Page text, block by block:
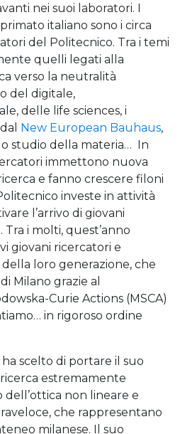
nei suoi laboratori. I
italiano sono i circa
del Politecnico. Tra i temi
quelli legati alla
verso la neutralità
del digitale,
delle life sciences, i
New European Bauhaus,
studio della materia… In
immettono nuova
e fanno crescere filoni
investe in attività
l’arrivo di giovani
i molti, quest’anno
giovani ricercatori e
loro generazione, che
Milano grazie al
Curie Actions (MSCA)
in rigoroso ordine
ha scelto di portare il suo
estremamente
non lineare e
che rappresentano
milanese. Il suo